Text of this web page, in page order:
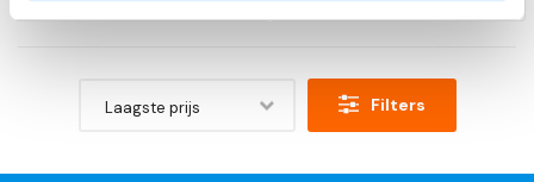
Laagste prijs Filters